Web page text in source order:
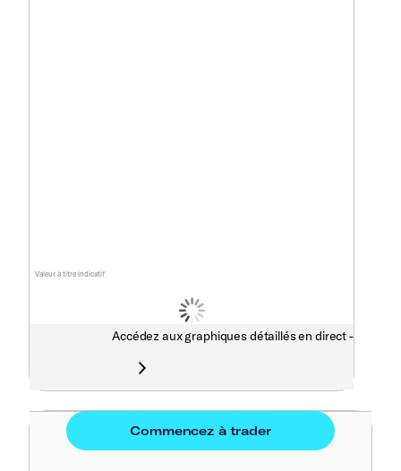
Valeur à titre indicatif
Accédez aux graphiques détaillés en direct -